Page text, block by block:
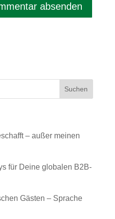
– außer meinen
für Deine globalen B2B-
Gästen – Sprache